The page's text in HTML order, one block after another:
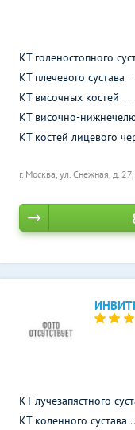
г. Москва, ул. Снежная, д.
КТ голеностопного
КТ плечевого сустава
КТ височных костей
КТ височно-
КТ костей лицевого
КТ лучезапястного
КТ коленного сустава